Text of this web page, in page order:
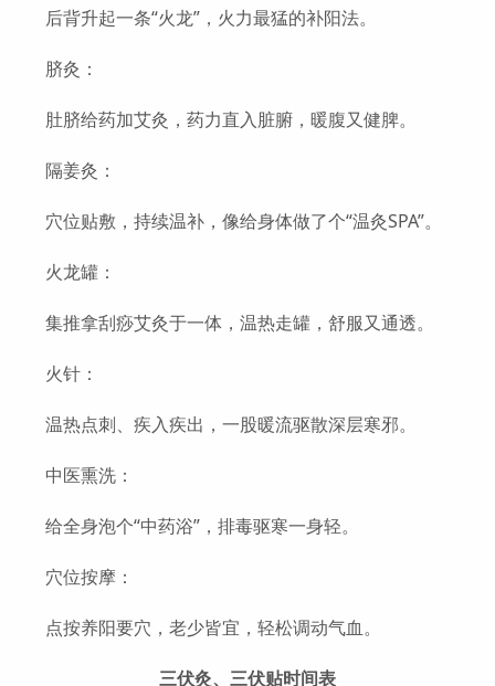
后背升起一条“火龙”，火力最猛的补阳法。
脐灸：
肚脐给药加艾灸，药力直入脏腑，暖腹又健脾。
隔姜灸：
穴位贴敷，持续温补，像给身体做了个“温灸SPA”。
火龙罐：
集推拿刮痧艾灸于一体，温热走罐，舒服又通透。
火针：
温热点刺、疾入疾出，一股暖流驱散深层寒邪。
中医熏洗：
给全身泡个“中药浴”，排毒驱寒一身轻。
穴位按摩：
点按养阳要穴，老少皆宜，轻松调动气血。
三伏灸、三伏贴时间表